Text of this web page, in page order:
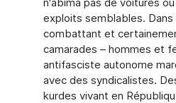
exploits semblables. Dans
combattant et
camarades – hommes et
antifasciste autonome
avec des syndicalistes.
kurdes vivant en